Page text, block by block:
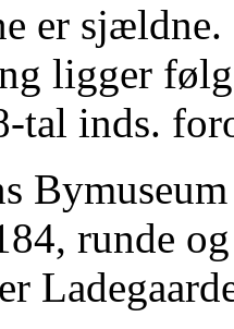
er
ligger
tal inds.
runde